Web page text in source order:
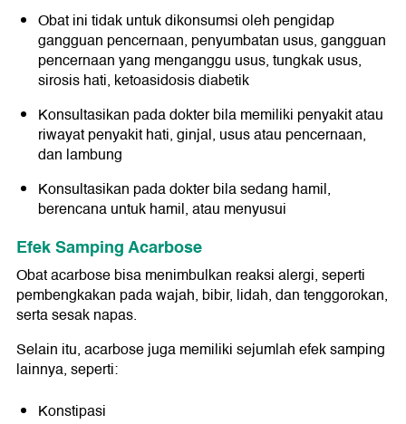
Obat ini tidak untuk dikonsumsi oleh pengidap
gangguan pencernaan, penyumbatan usus, gangguan
pencernaan yang menganggu usus, tungkak usus,
sirosis hati, ketoasidosis diabetik
Konsultasikan pada dokter bila memiliki penyakit atau
riwayat penyakit hati, ginjal, usus atau pencernaan,
dan lambung
Konsultasikan pada dokter bila sedang hamil,
berencana untuk hamil, atau menyusui
Efek Samping Acarbose
Obat acarbose bisa menimbulkan reaksi alergi, seperti
pembengkakan pada wajah, bibir, lidah, dan tenggorokan,
serta sesak napas.
Selain itu, acarbose juga memiliki sejumlah efek samping
lainnya, seperti:
Konstipasi